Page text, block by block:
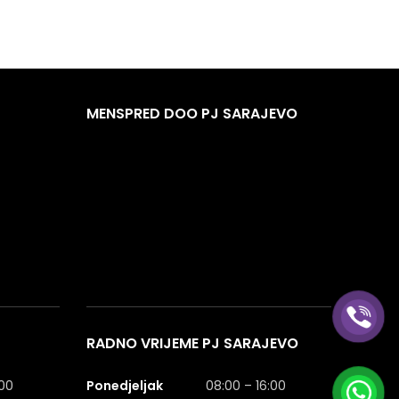
MENSPRED DOO PJ SARAJEVO
RADNO VRIJEME PJ SARAJEVO
Ponedjeljak 08:00 – 16:00